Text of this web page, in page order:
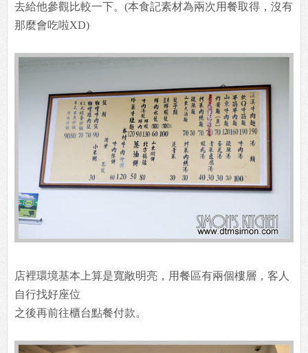
去給他參觀比較一下。(本食記素材為兩次用餐取得，沒有
那麼會吃啦XD)
店裡環境基本上算是寬敞明亮，用餐區有兩個樓層，客人
自行找好座位
之後再前往櫃台點餐付款。